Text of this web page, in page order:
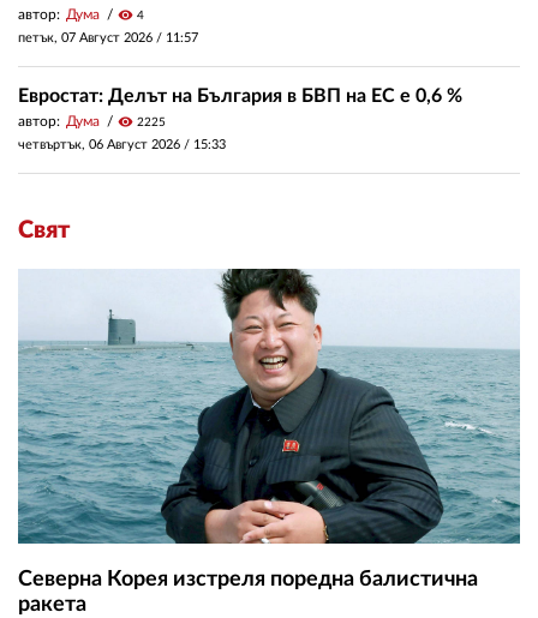
автор: Дума visibility 4
петък, 07 Август 2026 / 11:57
Евростат: Делът на България в БВП на ЕС е 0,6 %
автор: Дума visibility 2225
четвъртък, 06 Август 2026 / 15:33
Свят
Северна Корея изстреля поредна балистична
ракета